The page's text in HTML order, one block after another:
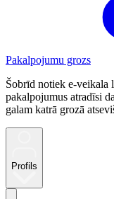
Pakalpojumu grozs
Šobrīd notiek e-veikala
pakalpojumus atradīsi
galam katrā grozā
Profils